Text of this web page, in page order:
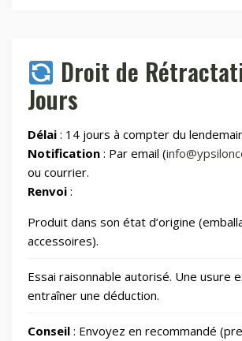
Montres & Rings
Outillage
Photos et Caméras
Santé et beauté
Droit de
Jours
Délai : 14 jours à compter du
Notification : Par email (
ou courrier.
Renvoi :
Produit dans son état d’origine
accessoires).
Essai raisonnable autorisé. Une usure
entraîner une déduction.
Conseil : Envoyez en recommandé